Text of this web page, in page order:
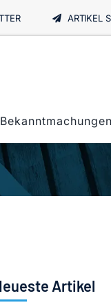
ARTIKEL
Bekanntmachungen
Artikel